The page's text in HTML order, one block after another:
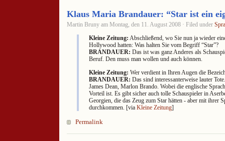
Klaus Maria Brandauer: “Star ist ein
Martin Bruny am Montag, den 11. August 2008 · Filed under
Kleine Zeitung: Abschließend, wo Sie nun ja wieder
Hollywood hatten: Was halten Sie vom Begriff “Star”?
BRANDAUER: Das ist was ganz Anderes als
Beruf. Den muss man wollen und auch können.
Kleine Zeitung: Wer verdient in Ihren Augen die
BRANDAUER: Das sind interessanterweise lauter
James Dean, Marlon Brando. Wobei die englische
Vorteil ist. Es gibt sicher auch tolle Schauspieler in
Georgien, die das Zeug zum Star hätten - aber mit ihrer
durchkommen. [via Kleine Zeitung]
Permalink